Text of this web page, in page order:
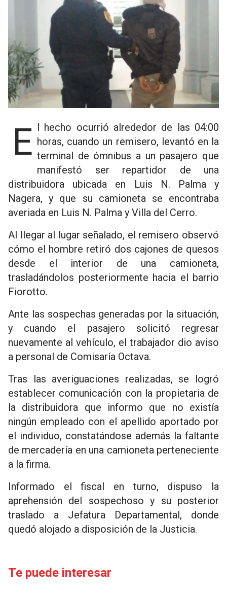
El hecho ocurrió alrededor de las 04:00 horas, cuando un remisero, levantó en la
terminal de ómnibus a un pasajero que
manifestó ser repartidor de una
distribuidora ubicada en Luis N. Palma y
Nagera, y que su camioneta se encontraba
averiada en Luis N. Palma y Villa del Cerro.
Al llegar al lugar señalado, el remisero observó
cómo el hombre retiró dos cajones de quesos
desde el interior de una camioneta,
trasladándolos posteriormente hacia el barrio
Fiorotto.
Ante las sospechas generadas por la situación,
y cuando el pasajero solicitó regresar
nuevamente al vehículo, el trabajador dio aviso
a personal de Comisaría Octava.
Tras las averiguaciones realizadas, se logró
establecer comunicación con la propietaria de
la distribuidora que informo que no existía
ningún empleado con el apellido aportado por
el individuo, constatándose además la faltante
de mercadería en una camioneta perteneciente
a la firma.
Informado el fiscal en turno, dispuso la
aprehensión del sospechoso y su posterior
traslado a Jefatura Departamental, donde
quedó alojado a disposición de la Justicia.
Te puede interesar